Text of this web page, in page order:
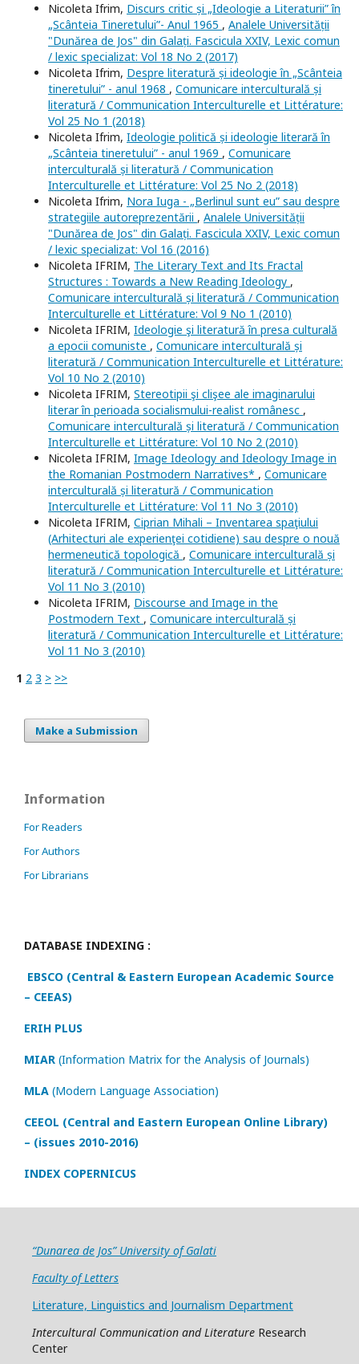
Nicoleta Ifrim, Discurs critic și „Ideologie a Literaturii” în
„Scânteia Tineretului”- Anul 1965 , Analele Universității
"Dunărea de Jos" din Galați. Fascicula XXIV, Lexic comun
/ lexic specializat: Vol 18 No 2 (2017)
Nicoleta Ifrim, Despre literatură și ideologie în „Scânteia
tineretului” - anul 1968 , Comunicare interculturală și
literatură / Communication Interculturelle et Littérature:
Vol 25 No 1 (2018)
Nicoleta Ifrim, Ideologie politică și ideologie literară în
„Scânteia tineretului” - anul 1969 , Comunicare
interculturală și literatură / Communication
Interculturelle et Littérature: Vol 25 No 2 (2018)
Nicoleta Ifrim, Nora Iuga - „Berlinul sunt eu” sau despre
strategiile autoreprezentării , Analele Universității
"Dunărea de Jos" din Galați. Fascicula XXIV, Lexic comun
/ lexic specializat: Vol 16 (2016)
Nicoleta IFRIM, The Literary Text and Its Fractal
Structures : Towards a New Reading Ideology ,
Comunicare interculturală și literatură / Communication
Interculturelle et Littérature: Vol 9 No 1 (2010)
Nicoleta IFRIM, Ideologie şi literatură în presa culturală
a epocii comuniste , Comunicare interculturală și
literatură / Communication Interculturelle et Littérature:
Vol 10 No 2 (2010)
Nicoleta IFRIM, Stereotipii şi clişee ale imaginarului
literar în perioada socialismului-realist românesc ,
Comunicare interculturală și literatură / Communication
Interculturelle et Littérature: Vol 10 No 2 (2010)
Nicoleta IFRIM, Image Ideology and Ideology Image in
the Romanian Postmodern Narratives* , Comunicare
interculturală și literatură / Communication
Interculturelle et Littérature: Vol 11 No 3 (2010)
Nicoleta IFRIM, Ciprian Mihali – Inventarea spaţiului
(Arhitecturi ale experienţei cotidiene) sau despre o nouă
hermeneutică topologică , Comunicare interculturală și
literatură / Communication Interculturelle et Littérature:
Vol 11 No 3 (2010)
Nicoleta IFRIM, Discourse and Image in the
Postmodern Text , Comunicare interculturală și
literatură / Communication Interculturelle et Littérature:
Vol 11 No 3 (2010)
1 2 3 > >>
Make a Submission
Information
For Readers
For Authors
For Librarians
DATABASE INDEXING :
EBSCO (Central & Eastern European Academic Source
– CEEAS)
ERIH PLUS
MIAR (Information Matrix for the Analysis of Journals)
MLA (Modern Language Association)
CEEOL (Central and Eastern European Online Library)
– (issues 2010-2016)
INDEX COPERNICUS
“Dunarea de Jos” University of Galati
Faculty of Letters
Literature, Linguistics and Journalism Department
Intercultural Communication and Literature Research
Center